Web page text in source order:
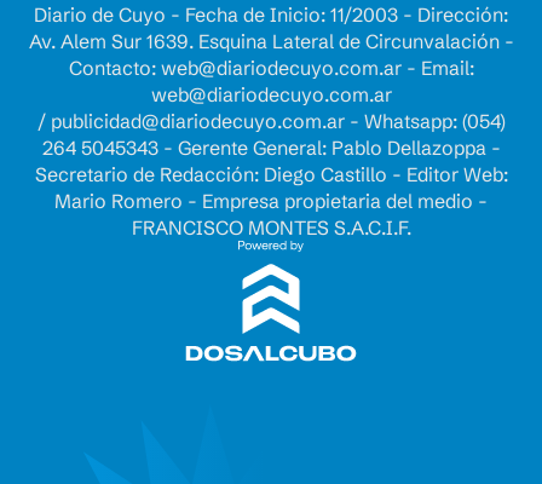
Diario de Cuyo - Fecha de Inicio: 11/2003 - Dirección:
Av. Alem Sur 1639. Esquina Lateral de Circunvalación -
Contacto: web@diariodecuyo.com.ar- Email:
web@diariodecuyo.com.ar
/ publicidad@diariodecuyo.com.ar- Whatsapp: (054)
264 5045343 - Gerente General: Pablo Dellazoppa -
Secretario de Redacción: Diego Castillo - Editor Web:
Mario Romero - Empresa propietaria del medio -
FRANCISCO MONTES S.A.C.I.F.